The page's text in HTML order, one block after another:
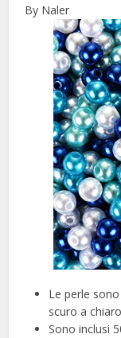
By Naler
Le perle
scuro a
Sono inclusi